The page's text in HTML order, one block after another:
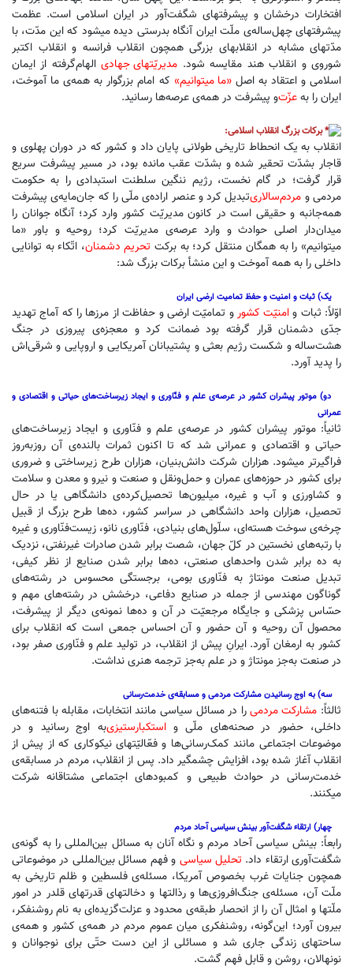
افتخارات درخشان و پیشرفتهای شگفت‌آور در ایران اسلامی است. عظمت
پیشرفتهای چهل‌ساله‌ی ملّت ایران آنگاه بدرستی دیده میشود که این مدّت، با
مدّتهای مشابه در انقلابهای بزرگی همچون انقلاب فرانسه و انقلاب اکتبر
شوروی و انقلاب هند مقایسه شود. مدیریّتهای جهادیالهام‌گرفته از ایمان
اسلامی و اعتقاد به اصل«ما میتوانیم» که امام بزرگوار به همه‌ی ما آموخت،
ایران را بهعزّتو پیشرفت در همه‌ی عرصه‌ها رسانید.
برکات بزرگ انقلاب اسلامی:
انقلاب به یک انحطاط تاریخی طولانی پایان داد و کشور که در دوران پهلوی و
قاجار بشدّت تحقیر شده و بشدّت عقب مانده بود، در مسیر پیشرفت سریع
قرار گرفت؛ در گام نخست، رژیم ننگین سلطنت استبدادی را به حکومت
مردمی و مردم‌سالاریتبدیل کرد و عنصر اراده‌ی ملّی را که جان‌مایه‌‌ی پیشرفت
همه‌جانبه و حقیقی است در کانون مدیریّت کشور وارد کرد؛ آنگاه جوانان را
میدان‌دار اصلی حوادث و وارد عرصه‌ی مدیریّت کرد؛ روحیه‌ و باور «ما
میتوانیم» را به همگان منتقل کرد؛ به برکت تحریم دشمنان،‌ اتّکاء به توانایی
داخلی را به همه آموخت و این منشأ برکات بزرگ شد:
یک) ثبات و امنیت و حفظ تمامیت ارضی ایران
اوّلاً: ثبات وامنیّت کشورو تمامیّت ارضی و حفاظت از مرزها را که آماج تهدید
جدّی دشمنان قرار گرفته بود ضمانت کرد و معجزه‌ی پیروزی در جنگ
هشت‌ساله و شکست رژیم بعثی و پشتیبانان آمریکایی و اروپایی و شرقی‌اش
را پدید ‌آورد.
دو) موتور پیشران کشور در عرصه‌ی علم و فنّاوری و ایجاد زیرساخت‌های حیاتی و اقتصادی و
عمرانی
ثانیاً: موتور پیشران کشور در عرصه‌ی علم و فنّاوری و ایجاد زیرساخت‌های
حیاتی و اقتصادی و عمرانی شد که تا اکنون ثمرات بالنده‌ی آن روزبه‌روز
فراگیرتر میشود. هزاران شرکت دانش‌بنیان، هزاران طرح زیرساختی و ضروری
برای کشور در حوزه‌های عمران و حمل‌ونقل و صنعت و نیرو و معدن و سلامت
و کشاورزی و آب و غیره، میلیون‌ها تحصیل‌کرده‌ی دانشگاهی یا در حال
تحصیل، هزاران واحد دانشگاهی در سراسر کشور، ده‌ها طرح بزرگ از قبیل
چرخه‌ی سوخت هسته‌ای، سلّول‌های بنیادی، فنّاوری نانو، زیست‌فنّاوری و غیره
با رتبه‌های نخستین در کلّ جهان، شصت برابر شدن صادرات غیرنفتی، نزدیک
به ده برابر شدن واحدهای صنعتی، ده‌ها برابر شدن صنایع از نظر کیفی،
تبدیل صنعت مونتاژ به فنّاوری بومی، برجستگی محسوس در رشته‌های
گوناگون مهندسی از جمله در صنایع دفاعی، درخشش در رشته‌های مهم و
حسّاس پزشکی و جایگاه مرجعیّت در آن و ده‌ها نمونه‌ی دیگر از پیشرفت،
محصول آن روحیه و آن حضور و آن احساس جمعی است که انقلاب برای
کشور به ارمغان آورد. ایرانِ پیش ‌از انقلاب، در تولید علم و فنّاوری صفر بود،
در صنعت به‌جز مونتاژ و در علم به‌جز ترجمه هنری نداشت.
سه) به اوج رسانیدن مشارکت مردمی و مسابقه‌ی خدمت‌رسانی
ثالثاً: مشارکت مردمیرا در مسائل سیاسی مانند انتخابات، مقابله با فتنه‌های
داخلی، حضور در صحنه‌های ملّی واستکبارستیزیبه اوج رسانید و در
موضوعات اجتماعی مانند کمک‌رسانی‌ها و فعّالیّتهای نیکوکاری که از پیش ‌از
انقلاب آغاز شده بود، افزایش چشمگیر داد. پس ‌از انقلاب، مردم در مسابقه‌‌ی
خدمت‌رسانی در حوادث طبیعی و کمبودهای اجتماعی مشتاقانه شرکت
میکنند.
چهار) ارتقاء شگفت‌آور بینش سیاسی آحاد مردم
رابعاً: بینش سیاسی آحاد مردم و نگاه آنان به مسائل بین‌المللی را به گونه‌ی
شگفت‌آوری ارتقاء داد. تحلیل سیاسی و فهم مسائل بین‌المللی در موضوعاتی
همچون جنایات غرب بخصوص آمریکا، مسئله‌ی فلسطین و ظلم تاریخی به
ملّت آن، مسئله‌ی جنگ‌افروزی‌ها و رذالتها و دخالتهای قدرتهای قلدر در امور
ملّتها و امثال آن را از انحصار طبقه‌ی محدود و عزلت‌‌گزیده‌ای به نام روشنفکر،
بیرون آورد؛ این‌گونه، روشنفکری میان عموم مردم در همه‌ی کشور و همه‌ی
ساحتهای زندگی جاری شد و مسائلی از این دست حتّی برای نوجوانان و
نونهالان، روشن و قابل فهم گشت.